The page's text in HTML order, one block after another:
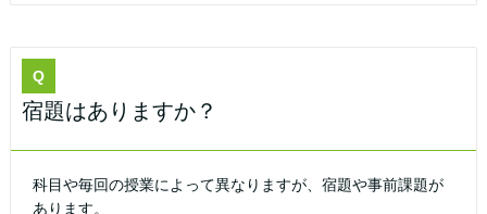
Q
宿題はありますか？
科目や毎回の授業によって異なりますが、宿題や事前課題が
あります。